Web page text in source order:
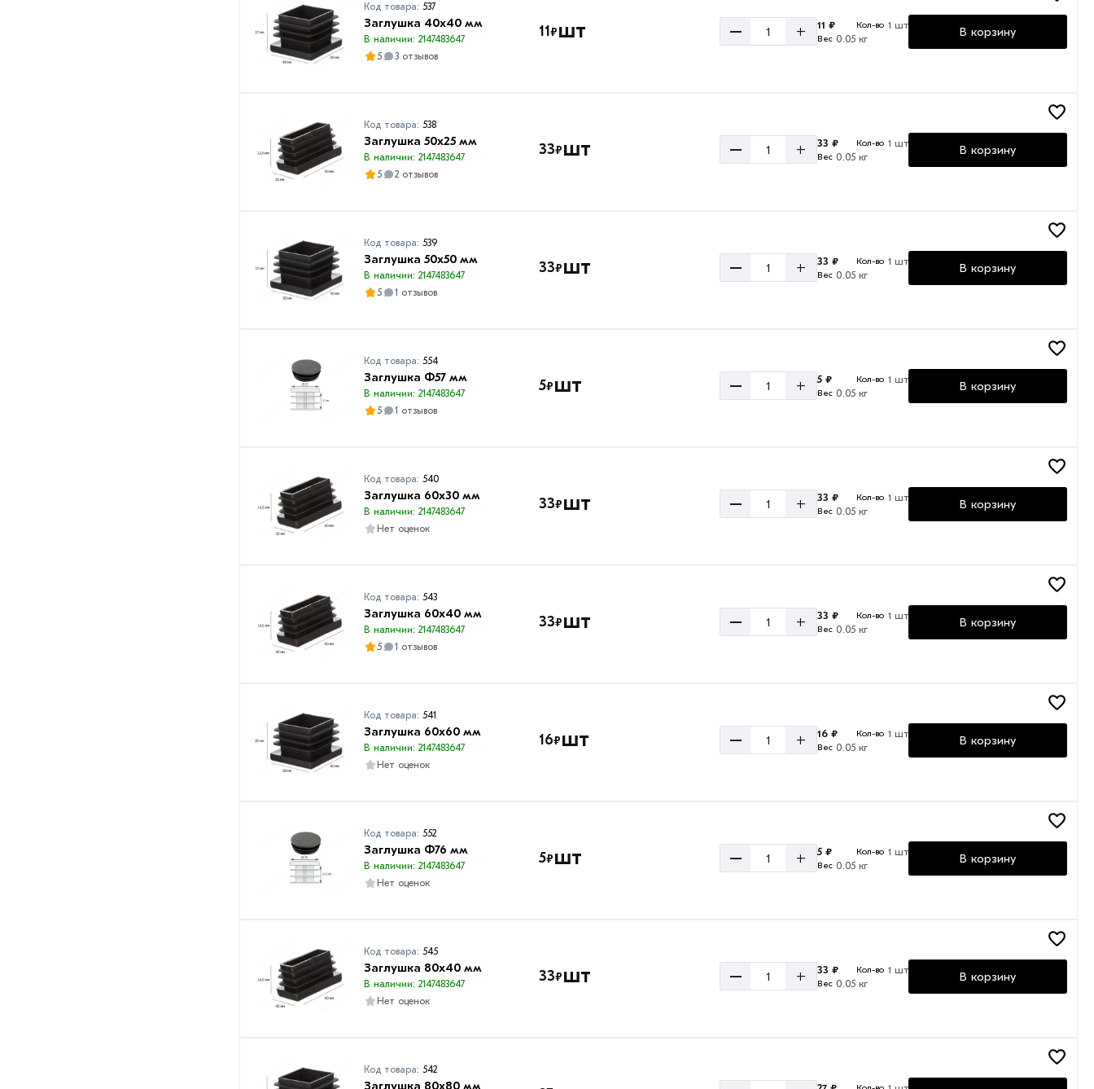
Код товара: 537
Заглушка 40х40 мм
В наличии: 2147483647
5
3 отзывов
11₽шт – + 11 ₽ Кол-во 1 шт
Вес 0.05 кг В корзину
Код товара: 538
Заглушка 50х25 мм
В наличии: 2147483647
5
2 отзывов
33₽шт – + 33 ₽ Кол-во 1 шт
Вес 0.05 кг В корзину
Код товара: 539
Заглушка 50х50 мм
В наличии: 2147483647
5
1 отзывов
33₽шт – + 33 ₽ Кол-во 1 шт
Вес 0.05 кг В корзину
Код товара: 554
Заглушка Ф57 мм
В наличии: 2147483647
5
1 отзывов
5₽шт – + 5 ₽ Кол-во 1 шт
Вес 0.05 кг В корзину
Код товара: 540
Заглушка 60х30 мм
В наличии: 2147483647
Нет оценок
33₽шт – + 33 ₽ Кол-во 1 шт
Вес 0.05 кг В корзину
Код товара: 543
Заглушка 60х40 мм
В наличии: 2147483647
5
1 отзывов
33₽шт – + 33 ₽ Кол-во 1 шт
Вес 0.05 кг В корзину
Код товара: 541
Заглушка 60х60 мм
В наличии: 2147483647
Нет оценок
16₽шт – + 16 ₽ Кол-во 1 шт
Вес 0.05 кг В корзину
Код товара: 552
Заглушка Ф76 мм
В наличии: 2147483647
Нет оценок
5₽шт – + 5 ₽ Кол-во 1 шт
Вес 0.05 кг В корзину
Код товара: 545
Заглушка 80х40 мм
В наличии: 2147483647
Нет оценок
33₽шт – + 33 ₽ Кол-во 1 шт
Вес 0.05 кг В корзину
Код товара: 542
Заглушка 80х80 мм